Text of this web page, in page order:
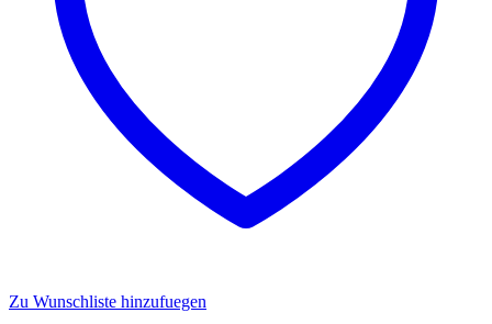
Zu Wunschliste hinzufuegen